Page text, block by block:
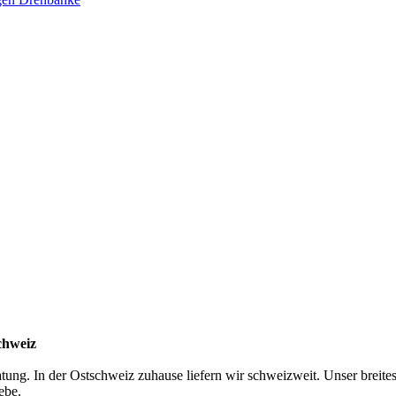
In der Ostschweiz zuhause liefern wir schweizweit. Unser